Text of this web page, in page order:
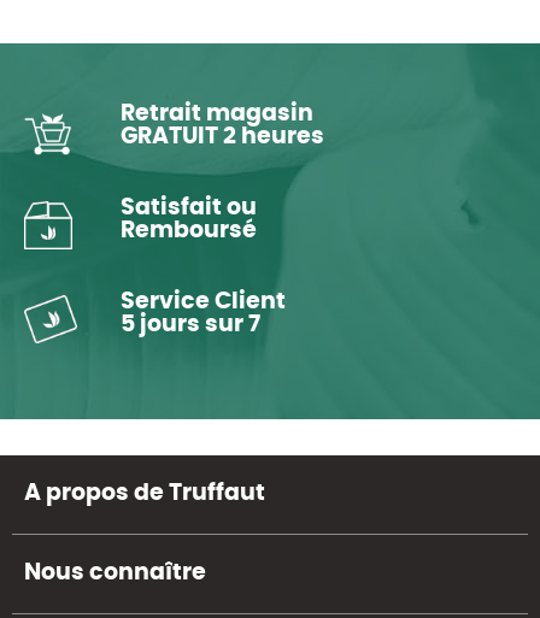
Retrait magasin
GRATUIT 2 heures
Satisfait ou
Remboursé
Service Client
5 jours sur 7
A propos de Truffaut
Nous connaître